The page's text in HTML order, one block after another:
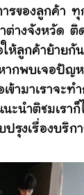
รของลูกค้า
าต่างจังหวัด
ห้ลูกค้าย้ายกั
กพบเจอปัญห
ข้ามาเราจะท
ะนำติชมเรา
รุงเรื่องบริกา